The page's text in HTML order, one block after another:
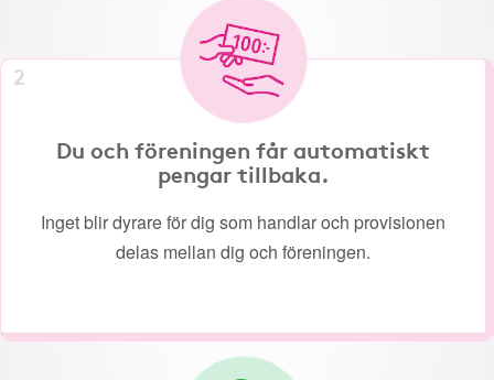
2
Du och föreningen får automatiskt
pengar tillbaka.
Inget blir dyrare för dig som handlar och provisionen
delas mellan dig och föreningen.